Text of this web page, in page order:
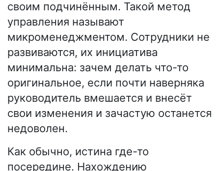
своим подчинённым. Такой метод
управления называют
микроменеджментом. Сотрудники не
развиваются, их инициатива
минимальна: зачем делать что-то
оригинальное, если почти наверняка
руководитель вмешается и внесёт
свои изменения и зачастую останется
недоволен.
Как обычно, истина где-то
посередине. Нахождению